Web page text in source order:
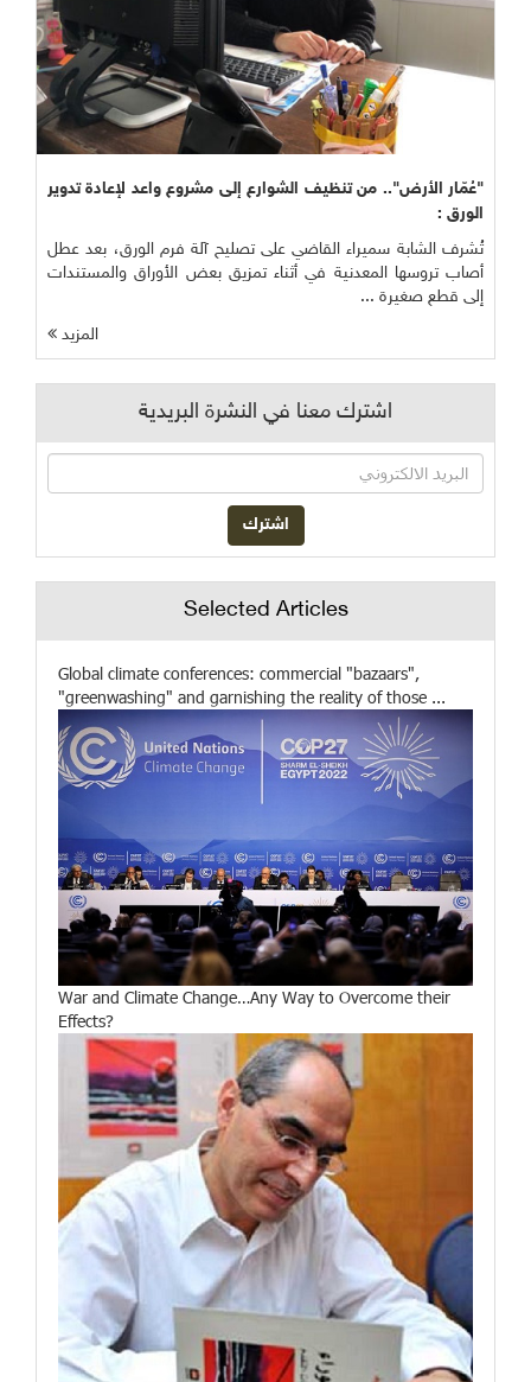
"عُمّار الأرض".. من تنظيف الشوارع إلى مشروع واعد لإعادة تدوير
الورق :
تُشرف الشابة سميراء القاضي على تصليح آلة فرم الورق، بعد عطل
أصاب تروسها المعدنية في أثناء تمزيق بعض الأوراق والمستندات
إلى قطع صغيرة ...
المزيد
اشترك معنا في النشرة البريدية
Selected Articles
Global climate conferences: commercial "bazaars",
"greenwashing" and garnishing the reality of those ...
War and Climate Change…Any Way to Overcome their
Effects?